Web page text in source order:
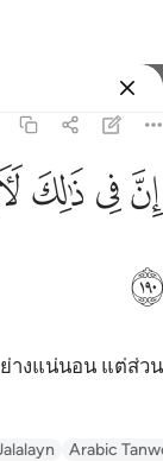
ﱳﱴﱵ
ﱼ
างแน่นอน แต่ส่วน
Arabic